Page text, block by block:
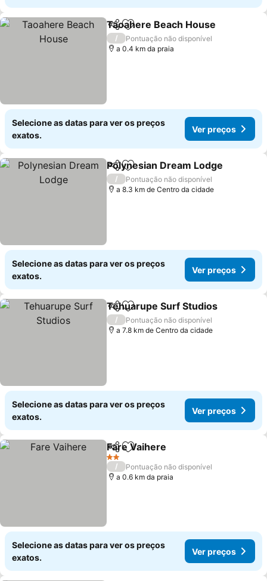
PartilharAdicionar aos favoritos
Taoahere Beach House
/
Pontuação não disponível
a 0.4 km da praia
Selecione as datas para ver os preços
exatos.
Ver preços
PartilharAdicionar aos favoritos
Polynesian Dream Lodge
/
Pontuação não disponível
a 8.3 km de Centro da cidade
Selecione as datas para ver os preços
exatos.
Ver preços
PartilharAdicionar aos favoritos
Tehuarupe Surf Studios
/
Pontuação não disponível
a 7.8 km de Centro da cidade
Selecione as datas para ver os preços
exatos.
Ver preços
PartilharAdicionar aos favoritos
Fare Vaihere
2 Estrelas
/
Pontuação não disponível
a 0.6 km da praia
Selecione as datas para ver os preços
exatos.
Ver preços